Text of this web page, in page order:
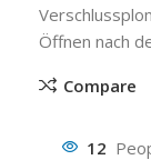
Öffnen nach
Compare
12